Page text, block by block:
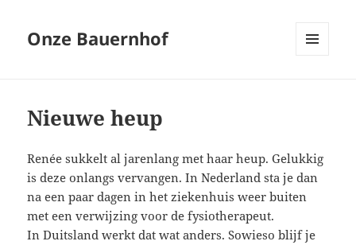
Onze Bauernhof
Nieuwe heup
Renée sukkelt al jarenlang met haar heup. Gelukkig
is deze onlangs vervangen. In Nederland sta je dan
na een paar dagen in het ziekenhuis weer buiten
met een verwijzing voor de fysiotherapeut.
In Duitsland werkt dat wat anders. Sowieso blijf je